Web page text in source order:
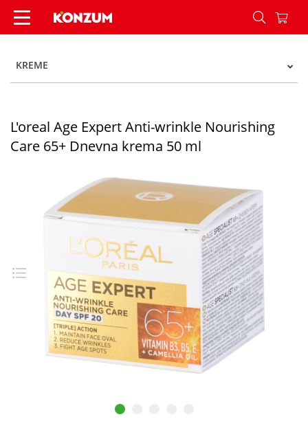
L'oreal Age Expert Anti-wrinkle Nourishing Care
KREME
L'oreal Age Expert Anti-wrinkle Nourishing
Care 65+ Dnevna krema 50 ml